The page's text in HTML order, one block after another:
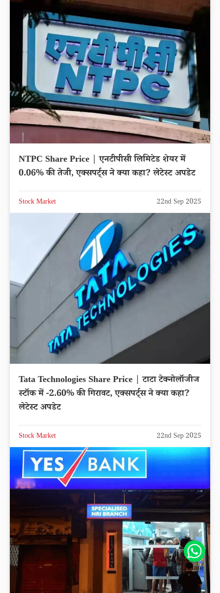
NTPC Share Price | एनटीपीसी लिमिटेड शेयर में
0.06% की तेजी, एक्सपर्ट्स ने क्या कहा? लेटेस्ट अपडेट
Stock Market 22nd Sep 2025
Tata Technologies Share Price | टाटा टेक्नोलॉजीज
स्टॉक में -2.60% की गिरावट, एक्सपर्ट्स ने क्या कहा?
लेटेस्ट अपडेट
Stock Market 22nd Sep 2025
Share